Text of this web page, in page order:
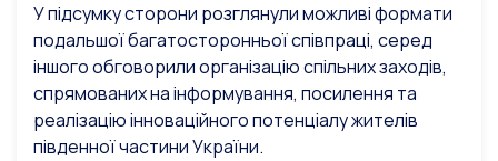
У підсумку сторони розглянули можливі формати
подальшої багатосторонньої співпраці, серед
іншого обговорили організацію спільних заходів,
спрямованих на інформування, посилення та
реалізацію інноваційного потенціалу жителів
південної частини України.